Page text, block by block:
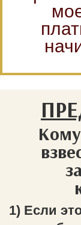
1) Если